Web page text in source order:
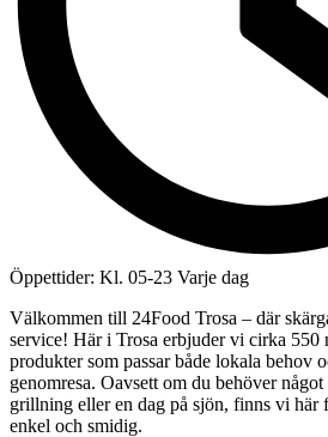
Öppettider: Kl. 05-23 Varje dag
Välkommen till 24Food Trosa – där
service! Här i Trosa erbjuder vi cirka 550
produkter som passar både lokala behov
genomresa. Oavsett om du behöver
grillning eller en dag på sjön, finns vi här
enkel och smidig.